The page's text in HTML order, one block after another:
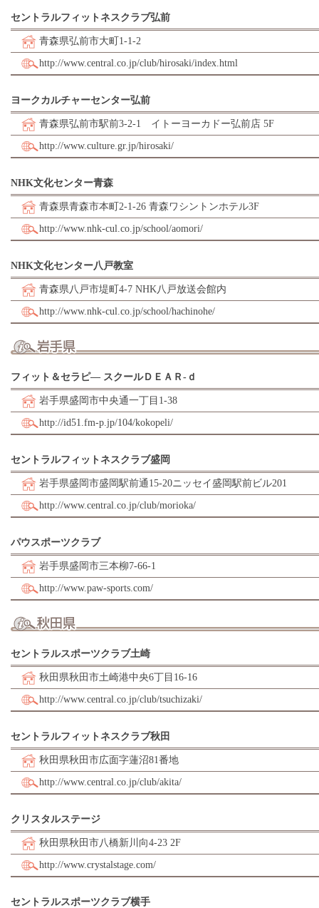
セントラルフィットネスクラブ弘前
青森県弘前市大町1-1-2
http://www.central.co.jp/club/hirosaki/index.html
ヨークカルチャーセンター弘前
青森県弘前市駅前3-2-1 イトーヨーカドー弘前店 5F
http://www.culture.gr.jp/hirosaki/
NHK文化センター青森
青森県青森市本町2-1-26 青森ワシントンホテル3F
http://www.nhk-cul.co.jp/school/aomori/
NHK文化センター八戸教室
青森県八戸市堤町4-7 NHK八戸放送会館内
http://www.nhk-cul.co.jp/school/hachinohe/
フィット＆セラピ― スクールＤＥＡＲ-ｄ
岩手県盛岡市中央通一丁目1-38
http://id51.fm-p.jp/104/kokopeli/
セントラルフィットネスクラブ盛岡
岩手県盛岡市盛岡駅前通15-20ニッセイ盛岡駅前ビル201
http://www.central.co.jp/club/morioka/
パウスポーツクラブ
岩手県盛岡市三本柳7-66-1
http://www.paw-sports.com/
セントラルスポーツクラブ土崎
秋田県秋田市土崎港中央6丁目16-16
http://www.central.co.jp/club/tsuchizaki/
セントラルフィットネスクラブ秋田
秋田県秋田市広面字蓮沼81番地
http://www.central.co.jp/club/akita/
クリスタルステージ
秋田県秋田市八橋新川向4-23 2F
http://www.crystalstage.com/
セントラルスポーツクラブ横手